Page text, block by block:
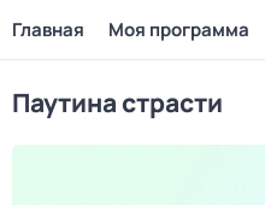
Главная Моя программа
Паутина страсти